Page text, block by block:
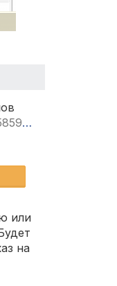
(serega9507585993)
или
на